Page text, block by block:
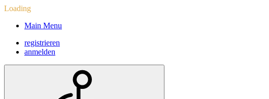
Loading
Main Menu
registrieren
anmelden